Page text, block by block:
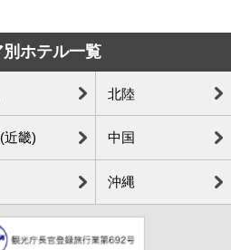
別ホテル一覧
北陸
近畿) 中国
沖縄